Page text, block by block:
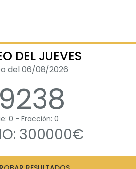
DEL JUEVES
del 06/08/2026
0 - Fracción: 0
300000€